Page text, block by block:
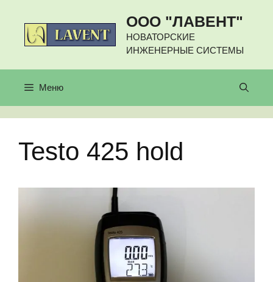
содержимому
ООО "ЛАВЕНТ"
НОВАТОРСКИЕ
ИНЖЕНЕРНЫЕ СИСТЕМЫ
Меню
Testo 425 hold